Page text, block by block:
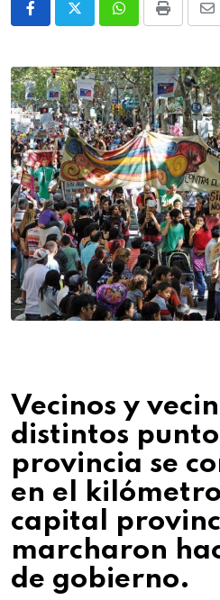
WhatsappPrint
Vecinos y
distintos
provincia se
en el
capital
marcharon
de gobierno.